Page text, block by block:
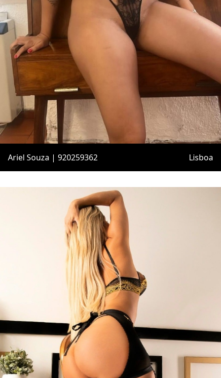
Ariel Souza | 920259362 Lisboa